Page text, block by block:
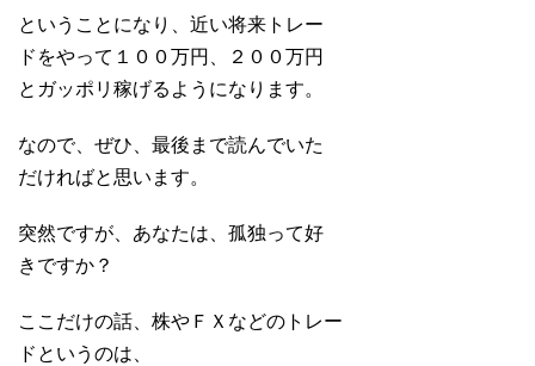
ということになり、近い将来トレー
ドをやって１００万円、２００万円
とガッポリ稼げるようになります。
なので、ぜひ、最後まで読んでいた
だければと思います。
突然ですが、あなたは、孤独って好
きですか？
ここだけの話、株やＦＸなどのトレー
ドというのは、